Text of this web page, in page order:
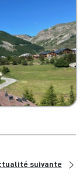
>
suivante